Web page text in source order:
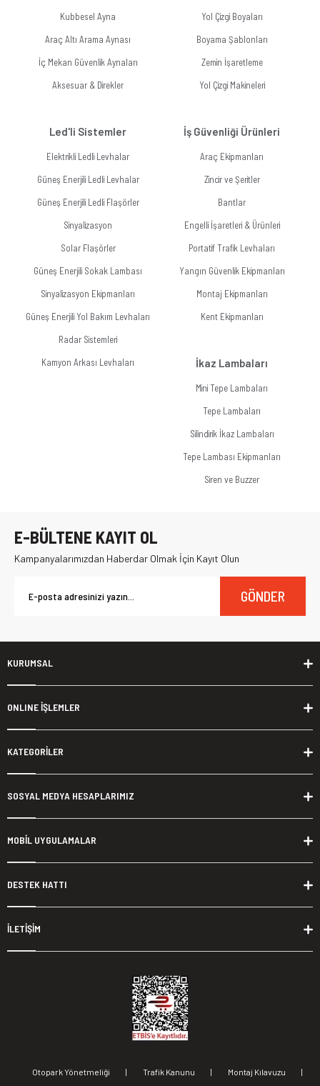
Kubbesel Ayna
Araç Altı Arama Aynası
İç Mekan Güvenlik Aynaları
Aksesuar & Direkler
Led'li Sistemler
Elektrikli Ledli Levhalar
Güneş Enerjili Ledli Levhalar
Güneş Enerjili Ledli Flaşörler
Sinyalizasyon
Solar Flaşörler
Güneş Enerjili Sokak Lambası
Sinyalizasyon Ekipmanları
Güneş Enerjili Yol Bakım Levhaları
Radar Sistemleri
Kamyon Arkası Levhaları
Yol Çizgi Boyaları
Boyama Şablonları
Zemin İşaretleme
Yol Çizgi Makineleri
İş Güvenliği Ürünleri
Araç Ekipmanları
Zincir ve Şeritler
Bantlar
Engelli İşaretleri & Ürünleri
Portatif Trafik Levhaları
Yangın Güvenlik Ekipmanları
Montaj Ekipmanları
Kent Ekipmanları
İkaz Lambaları
Mini Tepe Lambaları
Tepe Lambaları
Silindirik İkaz Lambaları
Tepe Lambası Ekipmanları
Siren ve Buzzer
E-BÜLTENE KAYIT OL
Kampanyalarımızdan Haberdar Olmak İçin Kayıt Olun
GÖNDER
KURUMSAL
ONLINE İŞLEMLER
KATEGORİLER
SOSYAL MEDYA HESAPLARIMIZ
MOBİL UYGULAMALAR
DESTEK HATTI
İLETİŞİM
Otopark Yönetmeliği | Trafik Kanunu | Montaj Kılavuzu
|